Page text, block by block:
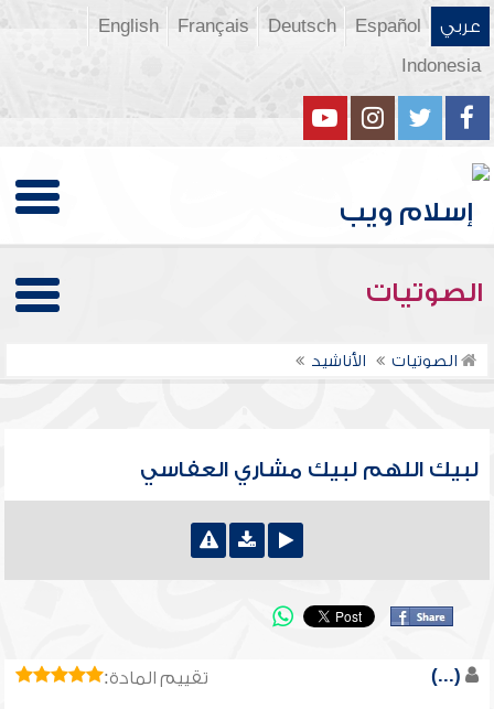
عربي Español
Deutsch
Français
English
Indonesia
الصوتيات
الصوتيات الأناشيد
لبيك اللهم لبيك مشاري العفاسي
تقييم المادة: (...)